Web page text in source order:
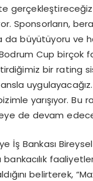
Sponsorların,
da büyütüyoru ve
Cup birçok
bir rating
yarışıyor.
de devam
İş Bankası
bankacılık
belirterek,